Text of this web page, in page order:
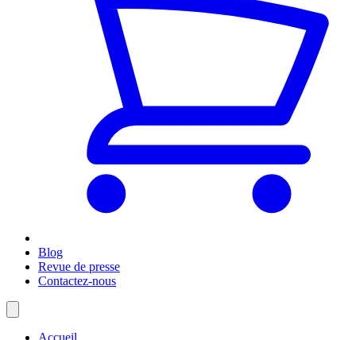
Blog
Revue de presse
Contactez-nous
Accueil